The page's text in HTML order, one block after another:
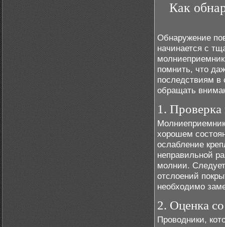
Как
Обнаружение
начинается с
помнить, что
последствиям в
обращать
1.
хорошем
ослабление
неправильной
молнии.
отслоений
необходимо
2. Оценка
Проводники,